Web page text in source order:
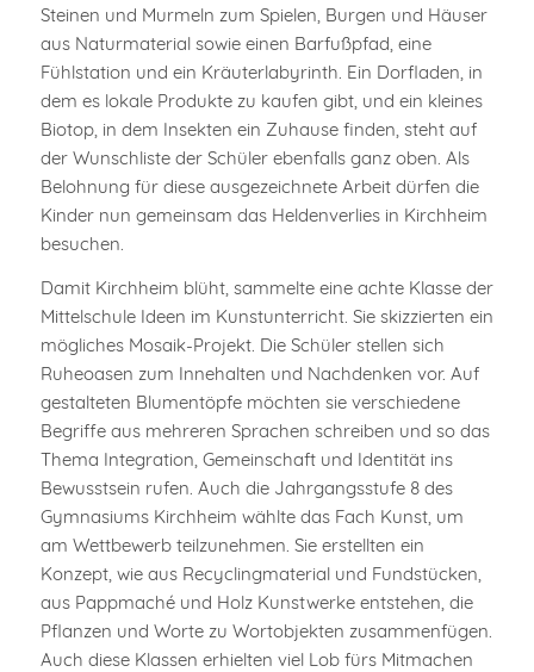
Steinen und Murmeln zum Spielen, Burgen und Häuser
aus Naturmaterial sowie einen Barfußpfad, eine
Fühlstation und ein Kräuterlabyrinth. Ein Dorfladen, in
dem es lokale Produkte zu kaufen gibt, und ein kleines
Biotop, in dem Insekten ein Zuhause finden, steht auf
der Wunschliste der Schüler ebenfalls ganz oben. Als
Belohnung für diese ausgezeichnete Arbeit dürfen die
Kinder nun gemeinsam das Heldenverlies in Kirchheim
besuchen.
Damit Kirchheim blüht, sammelte eine achte Klasse der
Mittelschule Ideen im Kunstunterricht. Sie skizzierten ein
mögliches Mosaik-Projekt. Die Schüler stellen sich
Ruheoasen zum Innehalten und Nachdenken vor. Auf
gestalteten Blumentöpfe möchten sie verschiedene
Begriffe aus mehreren Sprachen schreiben und so das
Thema Integration, Gemeinschaft und Identität ins
Bewusstsein rufen. Auch die Jahrgangsstufe 8 des
Gymnasiums Kirchheim wählte das Fach Kunst, um
am Wettbewerb teilzunehmen. Sie erstellten ein
Konzept, wie aus Recyclingmaterial und Fundstücken,
aus Pappmaché und Holz Kunstwerke entstehen, die
Pflanzen und Worte zu Wortobjekten zusammenfügen.
Auch diese Klassen erhielten viel Lob fürs Mitmachen